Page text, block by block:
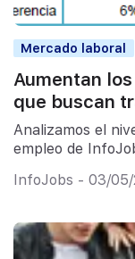
Mercado laboral
Aumentan
que buscan
Analizamos el
empleo de
InfoJobs - 03/05/